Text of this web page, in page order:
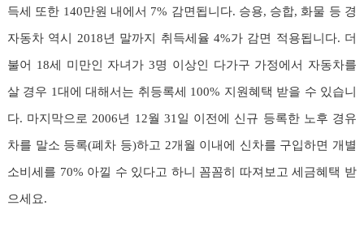
득세 또한 140만원 내에서 7% 감면됩니다. 승용, 승합, 화물 등 경
자동차 역시 2018년 말까지 취득세율 4%가 감면 적용됩니다. 더
불어 18세 미만인 자녀가 3명 이상인 다가구 가정에서 자동차를
살 경우 1대에 대해서는 취등록세 100% 지원혜택 받을 수 있습니
다. 마지막으로 2006년 12월 31일 이전에 신규 등록한 노후 경유
차를 말소 등록(폐차 등)하고 2개월 이내에 신차를 구입하면 개별
소비세를 70% 아낄 수 있다고 하니 꼼꼼히 따져보고 세금혜택 받
으세요.